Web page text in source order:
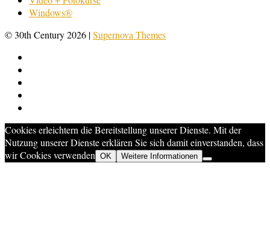
Windows®
© 30th Century 2026 |Supernova Themes
Cookies erleichtern die Bereitstellung unserer Dienste. Mit der
Nutzung unserer Dienste erklären Sie sich damit einverstanden, dass
wir Cookies verwenden OK Weitere Informationen